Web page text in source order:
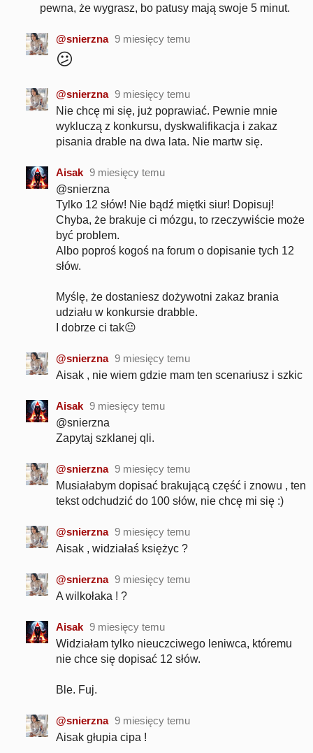
pewna, że wygrasz, bo patusy mają swoje 5 minut.
@snierzna 9 miesięcy temu
😕
@snierzna 9 miesięcy temu
Nie chcę mi się, już poprawiać. Pewnie mnie
wykluczą z konkursu, dyskwalifikacja i zakaz
pisania drable na dwa lata. Nie martw się.
Aisak 9 miesięcy temu
@snierzna
Tylko 12 słów! Nie bądź miętki siur! Dopisuj!
Chyba, że brakuje ci mózgu, to rzeczywiście może
być problem.
Albo poproś kogoś na forum o dopisanie tych 12
słów.
Myślę, że dostaniesz dożywotni zakaz brania
udziału w konkursie drabble.
I dobrze ci tak😐
@snierzna 9 miesięcy temu
Aisak , nie wiem gdzie mam ten scenariusz i szkic
Aisak 9 miesięcy temu
@snierzna
Zapytaj szklanej qli.
@snierzna 9 miesięcy temu
Musiałabym dopisać brakującą część i znowu , ten
tekst odchudzić do 100 słów, nie chcę mi się :)
@snierzna 9 miesięcy temu
Aisak , widziałaś księżyc ?
@snierzna 9 miesięcy temu
A wilkołaka ! ?
Aisak 9 miesięcy temu
Widziałam tylko nieuczciwego leniwca, któremu
nie chce się dopisać 12 słów.
Ble. Fuj.
@snierzna 9 miesięcy temu
Aisak głupia cipa !